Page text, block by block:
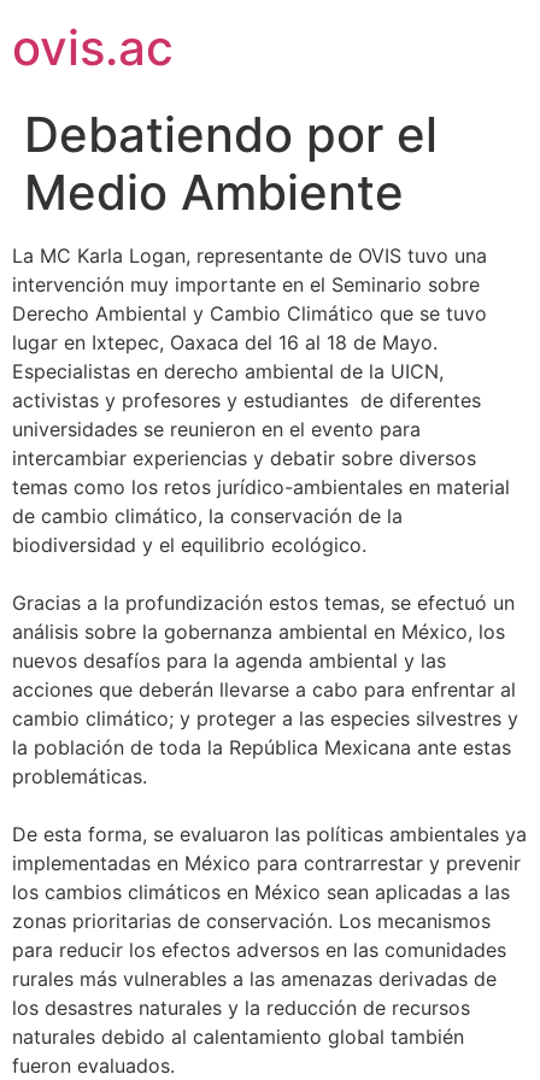
ovis.ac
Debatiendo por el
Medio Ambiente
La MC Karla Logan, representante de OVIS tuvo una
intervención muy importante en el Seminario sobre
Derecho Ambiental y Cambio Climático que se tuvo
lugar en Ixtepec, Oaxaca del 16 al 18 de Mayo.
Especialistas en derecho ambiental de la UICN,
activistas y profesores y estudiantes de diferentes
universidades se reunieron en el evento para
intercambiar experiencias y debatir sobre diversos
temas como los retos jurídico-ambientales en material
de cambio climático, la conservación de la
biodiversidad y el equilibrio ecológico.
Gracias a la profundización estos temas, se efectuó un
análisis sobre la gobernanza ambiental en México, los
nuevos desafíos para la agenda ambiental y las
acciones que deberán llevarse a cabo para enfrentar al
cambio climático; y proteger a las especies silvestres y
la población de toda la República Mexicana ante estas
problemáticas.
De esta forma, se evaluaron las políticas ambientales ya
implementadas en México para contrarrestar y prevenir
los cambios climáticos en México sean aplicadas a las
zonas prioritarias de conservación. Los mecanismos
para reducir los efectos adversos en las comunidades
rurales más vulnerables a las amenazas derivadas de
los desastres naturales y la reducción de recursos
naturales debido al calentamiento global también
fueron evaluados.